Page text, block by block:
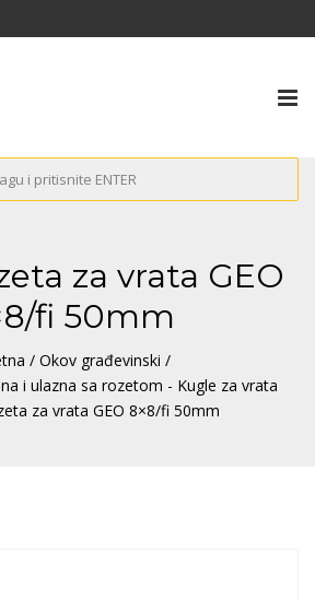
za vrata GEO
fi 50mm
/ Okov građevinski /
i ulazna sa rozetom - Kugle za vrata
za vrata GEO 8×8/fi 50mm